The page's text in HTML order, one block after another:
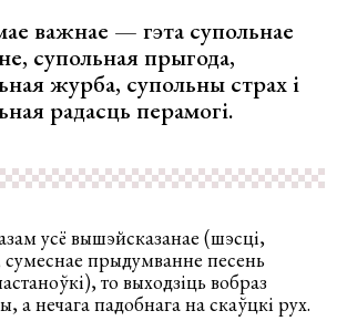
важнае — гэта супольнае
супольная прыгода,
журба, супольны страх і
радасць перамогі.
усё вышэйсказанае (шэсці,
сумеснае прыдумванне песень
то выходзіць вобраз
а нечага падобнага на скаўцкі рух.